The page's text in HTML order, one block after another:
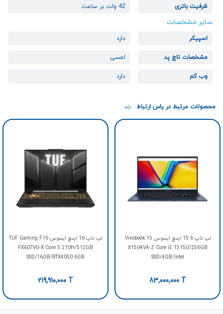
ظرفیت باتری 42 وات بر ساعت
سایر مشخصات
اسپیکر دارد
مشخصات تاچ پد لمسی
وب کم دارد
محصولات مرتبط در یاس ارتباط
لپ تاپ 15.6 اینچ ایسوس Vivobook 15
X1504VA-Z Core i3 1315U/256GB
SSD/4GB/Intel
83,000,000T
لپ تاپ 16 اینچ ایسوس TUF Gaming F16
FX607VU-X Core 5 210H/512GB
SSD/16GB/RTX4050 6GB
219,910,000 T